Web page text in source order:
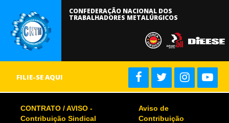
CONFEDERAÇÃO NACIONAL DOS
TRABALHADORES METALÚRGICOS
FILIE-SE AQUI
CONTRATO / AVISO -
Contribuição Sindical
Aviso de
Contribuição